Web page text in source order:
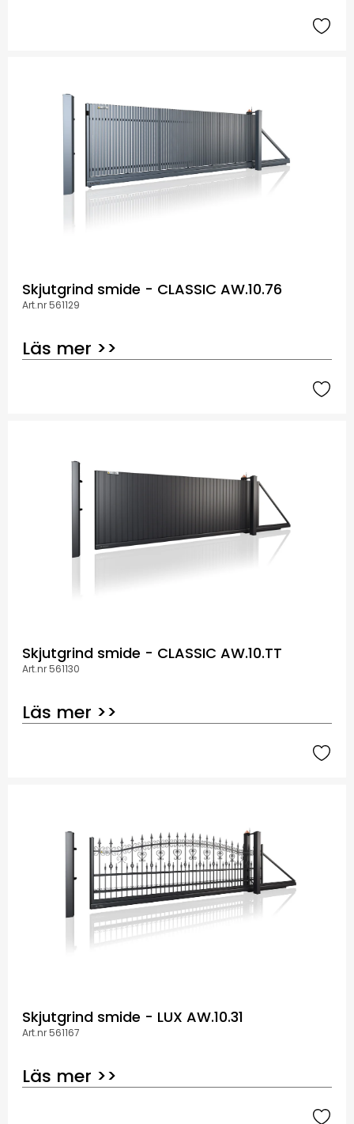
Skjutgrind smide - CLASSIC AW.10.76
Art.nr 561129
Läs mer >>
Skjutgrind smide - CLASSIC AW.10.TT
Art.nr 561130
Läs mer >>
Skjutgrind smide - LUX AW.10.31
Art.nr 561167
Läs mer >>